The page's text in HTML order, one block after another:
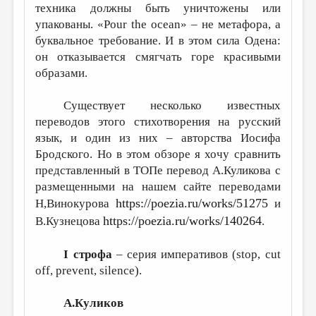
техника должны быть уничтожены или
упакованы. «Pour the ocean» – не метафора, а
буквальное требование. И в этом сила Одена:
он отказывается смягчать горе красивыми
образами.
Существует несколько известных
переводов этого стихотворения на русский
язык, и один из них – авторства Иосифа
Бродского. Но в этом обзоре я хочу сравнить
представленный в ТОПе перевод А.Куликова с
размещенными на нашем сайте переводами
Н,Винокурова https://poezia.ru/works/51275 и
В.Кузнецоваhttps://poezia.ru/works/140264.
I строфа – серия императивов (stop, cut
off, prevent, silence).
А.Куликов